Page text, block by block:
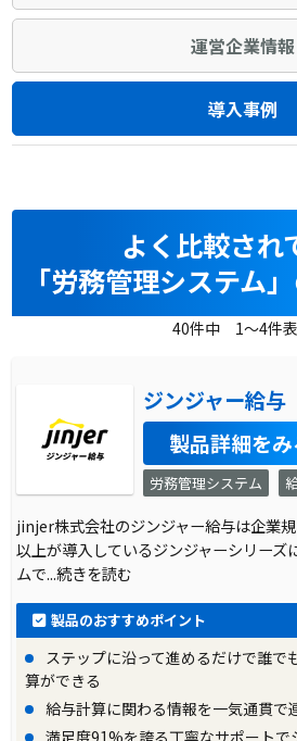
運営企業情報
導入事例
よく比較され
「労務管理システム
40件中 1～4件
ジンジャー給与
製品詳細をみ
労務管理システム
jinjer株式会社のジンジャー給与は企業
以上が導入しているジンジャーシリーズ
ムで...続きを読む
製品のおすすめポイント
ステップに沿って進めるだけで誰で
算ができる
給与計算に関わる情報を一気通貫で
満足度91%を誇る丁寧なサポートで